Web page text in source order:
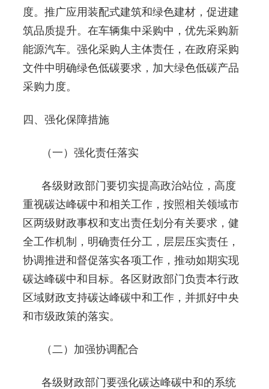
度。推广应用装配式建筑和绿色建材，促进建
筑品质提升。在车辆集中采购中，优先采购新
能源汽车。强化采购人主体责任，在政府采购
文件中明确绿色低碳要求，加大绿色低碳产品
采购力度。
四、强化保障措施
（一）强化责任落实
各级财政部门要切实提高政治站位，高度
重视碳达峰碳中和相关工作，按照相关领域市
区两级财政事权和支出责任划分有关要求，健
全工作机制，明确责任分工，层层压实责任，
协调推进和督促落实各项工作，推动如期实现
碳达峰碳中和目标。各区财政部门负责本行政
区域财政支持碳达峰碳中和工作，并抓好中央
和市级政策的落实。
（二）加强协调配合
各级财政部门要强化碳达峰碳中和的系统